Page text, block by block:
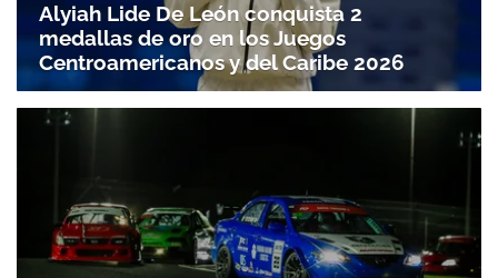
Alyiah Lide De León conquista 2
medallas de oro en los Juegos
Centroamericanos y del Caribe 2026